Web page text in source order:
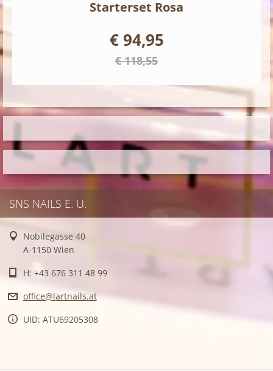
Starterset Rosa
€ 94,95
€ 118,55
SNS NAILS E. U.
Nobilegasse 40
A-1150 Wien
H: +43 676 311 48 99
office@lartnails.at
UID: ATU69205308